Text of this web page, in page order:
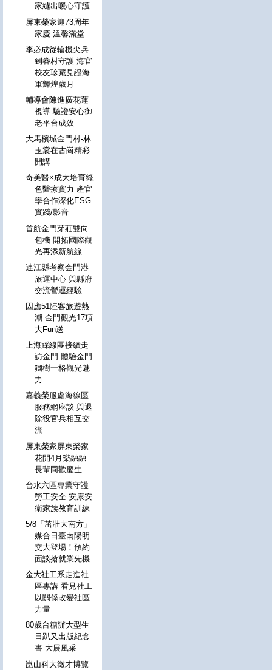
家縫出暖心守護
屏東榮家迎73周年
家慶 溫馨滿堂
李必成從輪機尖兵
到眷村守護 海官
校友珍藏見證海
軍輝煌歲月
輔導會陳進廣花蓮
視導 驗證安心御
老平台成效
大馬檳城金門村-林
玉裳在古崗精彩
開講
奇美醫×成大培育綠
色醫療實力 產官
學合作深化ESG
實踐/影音
首航金門芽莊雙向
包機 開拓國際觀
光再添新航線
連江縣考察金門港
旅運中心 與縣府
交流營運經驗
因應51陸客旅遊熱
潮 金門觀光17項
大Fun送
上海踩線團接續走
訪金門 體驗金門
獨樹一格觀光魅
力
嘉義榮服處海線區
服務網座談 與退
除役官兵相互交
流
屏東榮家屏東榮家
花開4月樂融融
長輩同歡慶生
台水六區專業守護
勞工安全 安康安
衛家族教育訓練
5/8「茁壯大南方」
媒合日臺南陽明
交大登場！預約
面談搶就業先機
金大社工系走進社
區專講 看見社工
以關係改變社區
力量
80歲台糖辦大型生
日趴又出版紀念
書 大展風采
崑山科大徵才博覽